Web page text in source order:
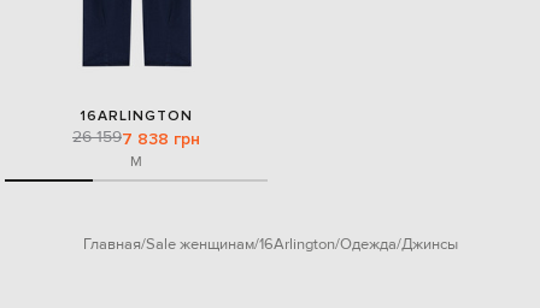
16ARLINGTON
26 1597 838 грн
M
Главная Sale женщинам 16Arlington Одежда Джинсы